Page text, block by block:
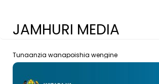
JAMHURI MEDIA
Tunaanzia wanapoishia wengine